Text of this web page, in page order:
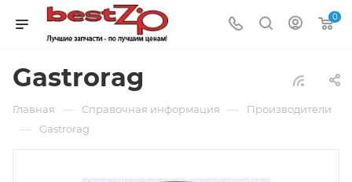
0
Gastrorag
Главная — Справочная информация — Производители
— Gastrorag